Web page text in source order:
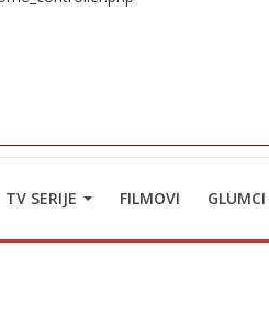
TV SERIJE FILMOVI GLUMCI